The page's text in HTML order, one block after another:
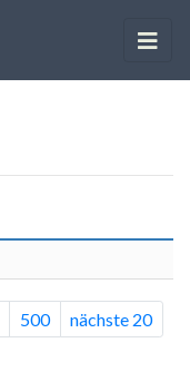
500 nächste 20